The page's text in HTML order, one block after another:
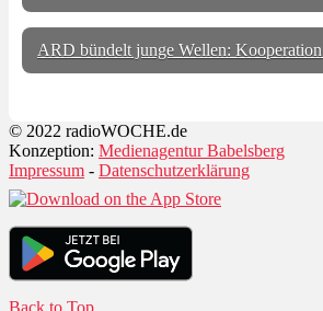
ARD bündelt junge Wellen:
© 2022 radioWOCHE.de
Konzeption: Medienagentur Babelsberg
Impressum - Datenschutzerklärung